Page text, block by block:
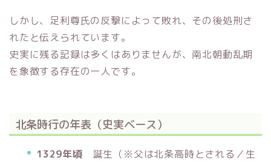
しかし、足利尊氏の反撃によって敗れ、その後処刑さ
れたと伝えられています。
史実に残る記録は多くはありませんが、南北朝動乱期
を象徴する存在の一人です。
北条時行の年表（史実ベース）
1329年頃 誕生（※父は北条高時とされる／生